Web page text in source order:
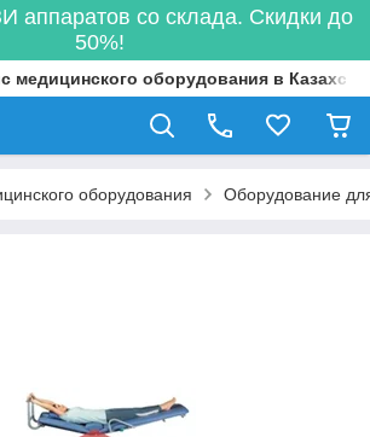
аппаратов со склада. Скидки до
50%!
медицинского оборудования в
оборудования Оборудование